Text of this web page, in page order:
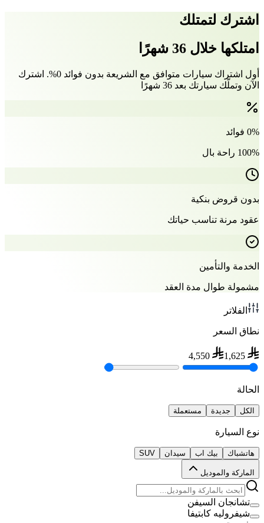
اشترك لتمتلك
امتلكها خلال 36 شهرًا
أول اشتراك سيارات متوافق مع الشريعة بدون فوائد 0%. اشترك
الآن وتملّك سيارتك بعد 36 شهرًا
0% فوائد
100% راحة بال
بدون قروض بنكية
عقود مرنة تناسب حياتك
الخدمة والتأمين
مشمولة طوال مدة العقد
الفلاتر
نطاق السعر
1,625
4,550
الحالة
الكل جديدة مستعملة
نوع السيارة
هاتشباك بيك اب سيدان SUV
الماركة والموديل
تشانجان السيفن
شيفروليه كابتيفا